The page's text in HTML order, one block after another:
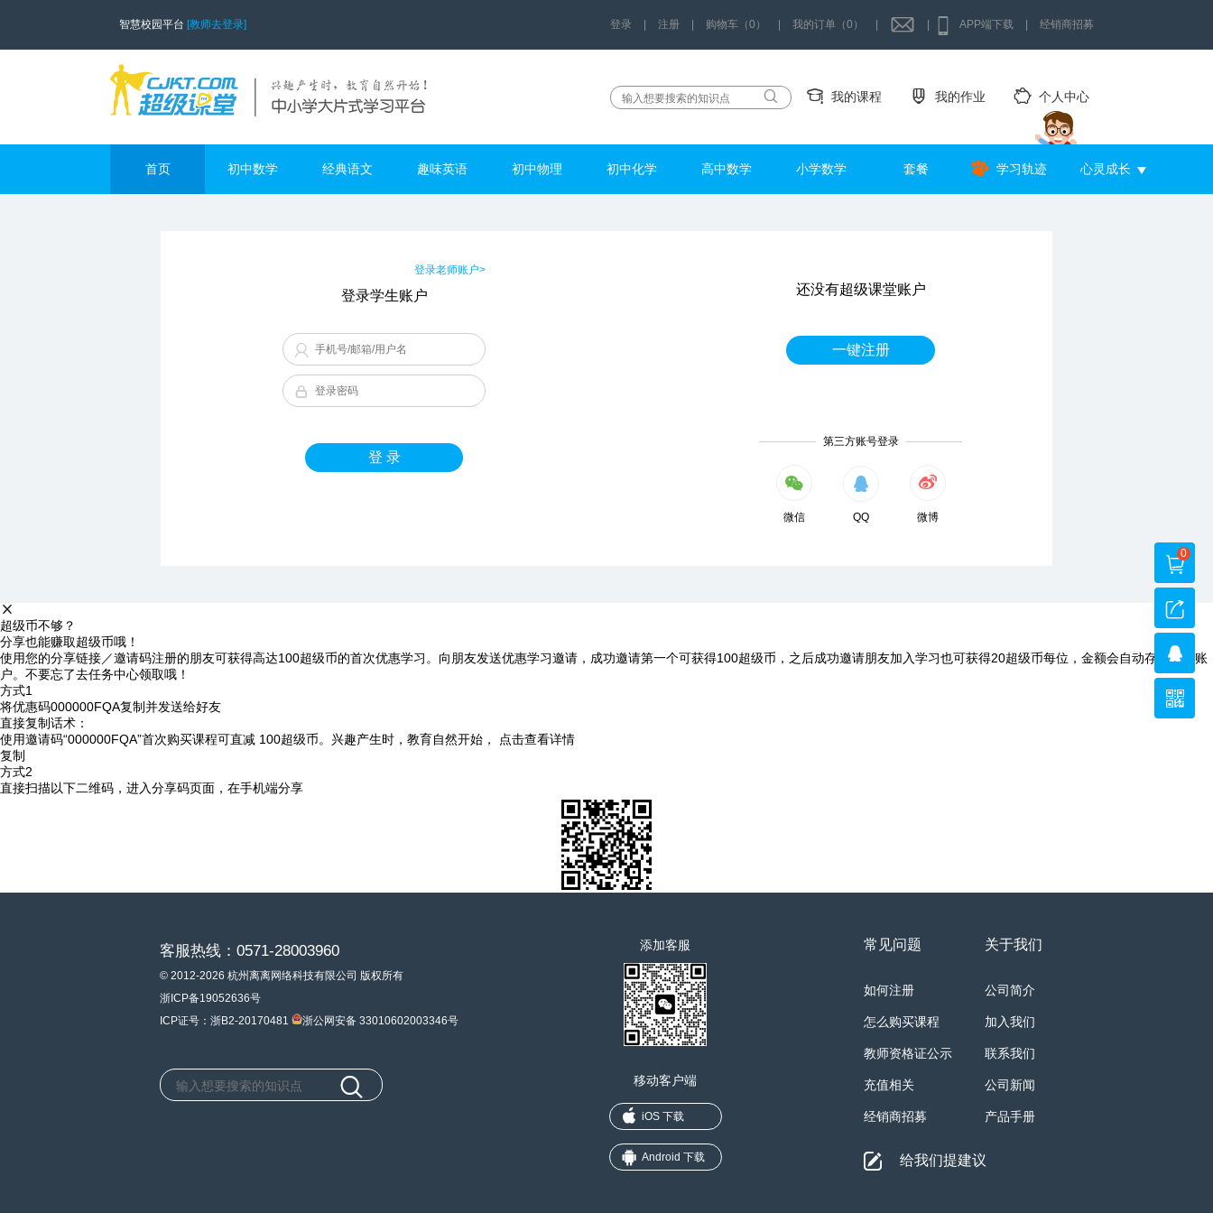
智慧校园平台 [教师去登录] 登录 注册 购物车（0） 我的订单（0） APP端下载 经销商招募
我的课程 我的作业 个人中心
首页 初中数学 经典语文 趣味英语 初中物理 初中化学 高中数学 小学数学 套餐 学习轨迹 心灵成长
登录老师账户>
登录学生账户
登 录
还没有超级课堂账户
一键注册
第三方账号登录
微信 QQ 微博
0
超级币不够？
分享也能赚取超级币哦！
使用您的分享链接／邀请码注册的朋友可获得高达100超级币的首次优惠学习。向朋友发送优惠学习邀请，成功邀请第一个可获得100超级币，之后成功邀请朋友加入学习也可获得20超级币每位，金额会自动存入您的账
户。不要忘了去任务中心领取哦！
方式1
将优惠码000000FQA复制并发送给好友
直接复制话术：
使用邀请码“000000FQA”首次购买课程可直减 100超级币。兴趣产生时，教育自然开始， 点击查看详情
复制
方式2
直接扫描以下二维码，进入分享码页面，在手机端分享
客服热线：0571-28003960
© 2012-2026 杭州离离网络科技有限公司 版权所有
浙ICP备19052636号
ICP证号：浙B2-20170481
浙公网安备 33010602003346号
添加客服
移动客户端
iOS 下载
Android 下载
常见问题
如何注册
怎么购买课程
教师资格证公示
充值相关
经销商招募
关于我们
公司简介
加入我们
联系我们
公司新闻
产品手册
给我们提建议